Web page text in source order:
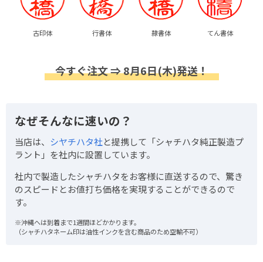
古印体 行書体 隷書体 てん書体
今すぐ注文 ⇒ 8月6日(木)発送！
なぜそんなに速いの？
当店は、 シヤチハタ社と提携して「シャチハタ純正製造プ
ラント」を社内に設置しています。
社内で製造したシャチハタをお客様に直送するので、驚き
のスピードとお値打ち価格を実現することができるので
す。
※沖縄へは到着まで1週間ほどかかります。
（シャチハタネーム印は油性インクを含む商品のため空輸不可）